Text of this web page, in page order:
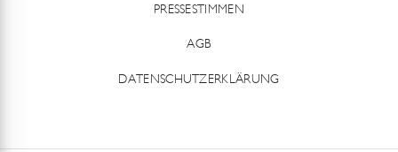
PRESSESTIMMEN
AGB
DATENSCHUTZERKLÄRUNG